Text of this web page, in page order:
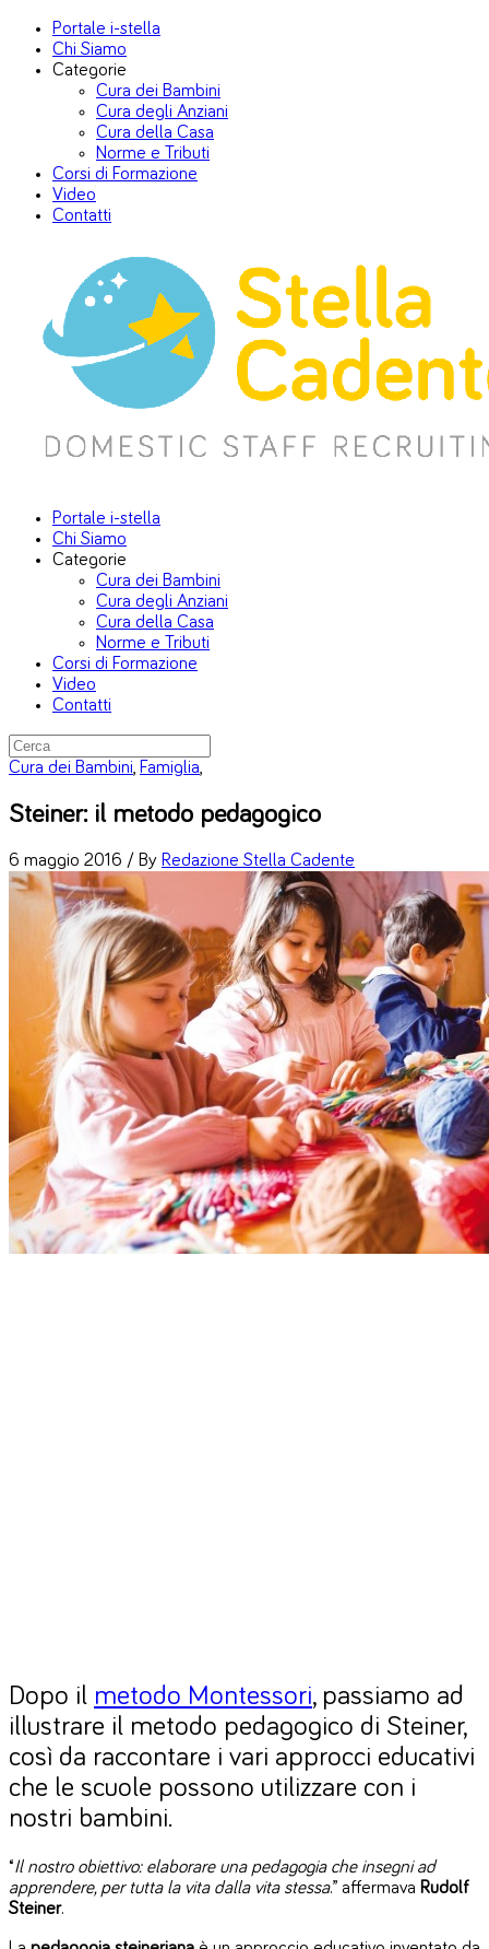
Portale i-stella
Chi Siamo
Categorie
Cura dei Bambini
Cura degli Anziani
Cura della Casa
Norme e Tributi
Corsi di Formazione
Video
Contatti
Portale i-stella
Chi Siamo
Categorie
Cura dei Bambini
Cura degli Anziani
Cura della Casa
Norme e Tributi
Corsi di Formazione
Video
Contatti
Cura dei Bambini, Famiglia,
Steiner: il metodo pedagogico
6 maggio 2016 / By Redazione Stella Cadente
Dopo il metodo Montessori, passiamo ad
illustrare il metodo pedagogico di Steiner,
così da raccontare i vari approcci educativi
che le scuole possono utilizzare con i
nostri bambini.
“Il nostro obiettivo: elaborare una pedagogia che insegni ad
apprendere, per tutta la vita dalla vita stessa.” affermava Rudolf
Steiner.